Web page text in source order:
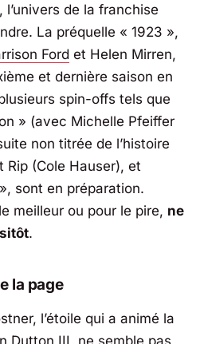
de la franchise
La préquelle « 1923 »,
Ford et Helen Mirren,
et dernière saison en
spin-offs tels que
» (avec Michelle Pfeiffer
non titrée de l’histoire
Rip (Cole Hauser), et
sont en préparation.
meilleur ou pour le pire, ne
.
la page
l’étoile qui a animé la